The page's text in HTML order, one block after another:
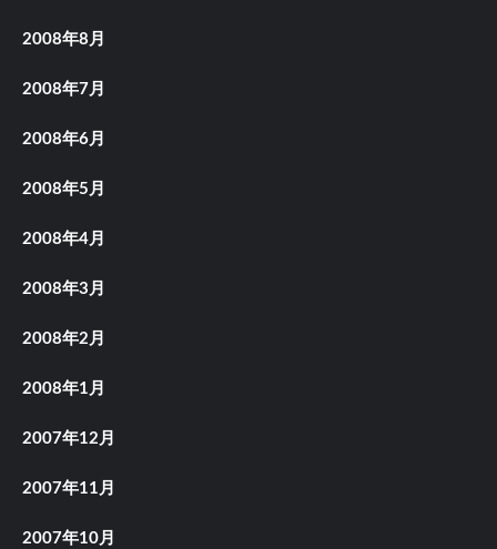
2008年8月
2008年7月
2008年6月
2008年5月
2008年4月
2008年3月
2008年2月
2008年1月
2007年12月
2007年11月
2007年10月